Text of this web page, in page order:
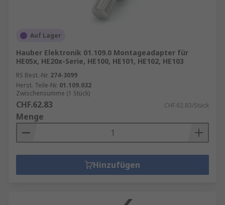
Auf Lager
Hauber Elektronik 01.109.0 Montageadapter für
HE05x, HE20x-Serie, HE100, HE101, HE102, HE103
RS Best.-Nr. 274-3099
Herst. Teile-Nr. 01.109.032
Zwischensumme (1 Stück)
CHF.62.83 CHF.62.83/Stück
Menge
Hinzufügen